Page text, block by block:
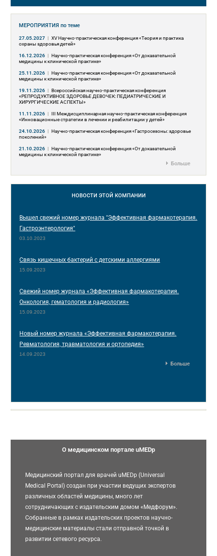
МЕРОПРИЯТИЯпо теме
27.05.2027 | XV Научно-практическая конференция «Теория и практика
охраны здоровья детей»
16.12.2026 | Научно-практическая конференция «От доказательной
медицины к клинической практике»
25.11.2026 | Научно-практическая конференция «От доказательной
медицины к клинической практике»
19.11.2026 | Всероссийская научно-практическая конференция
«РЕПРОДУКТИВНОЕ ЗДОРОВЬЕ ДЕВОЧЕК: ПЕДИАТРИЧЕСКИЕ И
ХИРУРГИЧЕСКИЕ АСПЕКТЫ»
11.11.2026 | III Междисциплинарная научно-практическая конференция
«Инновационные стратегии в лечении и реабилитации у детей»
24.10.2026 | Научно-практическая конференция «Гастросезоны: здоровье
поколений»
21.10.2026 | Научно-практическая конференция «От доказательной
медицины к клинической практике»
Больше
НОВОСТИ ЭТОЙ КОМПАНИИ
Вышел свежий номер журнала "Эффективная фармакотерапия.
Гастроэнтерология"
03.10.2023
Связь кишечных бактерий с детскими аллергиями
15.09.2023
Свежий номер журнала «Эффективная фармакотерапия.
Онкология, гематология и радиология»
15.09.2023
Новый номер журнала «Эффективная фармакотерапия.
Ревматология, травматология и ортопедия»
14.09.2023
Больше
О медицинском портале uMEDp
Медицинский портал для врачей uMEDp (Universal
Medical Portal) создан при участии ведущих экспертов
различных областей медицины, много лет
сотрудничающих с издательским домом «Медфорум».
Собранные в рамках издательских проектов научно-
медицинские материалы стали отправной точкой в
развитии сетевого ресурса.